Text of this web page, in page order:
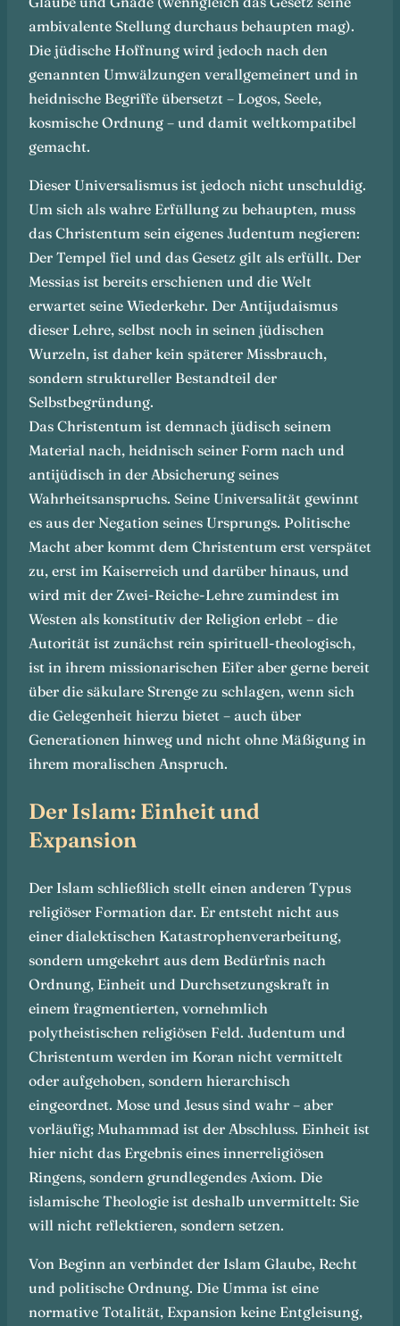
ambivalente Stellung durchaus behaupten mag).
Die jüdische Hoffnung wird jedoch nach den
genannten Umwälzungen verallgemeinert und in
heidnische Begriffe übersetzt – Logos, Seele,
kosmische Ordnung – und damit weltkompatibel
gemacht.
Dieser Universalismus ist jedoch nicht unschuldig.
Um sich als wahre Erfüllung zu behaupten, muss
das Christentum sein eigenes Judentum negieren:
Der Tempel fiel und das Gesetz gilt als erfüllt. Der
Messias ist bereits erschienen und die Welt
erwartet seine Wiederkehr. Der Antijudaismus
dieser Lehre, selbst noch in seinen jüdischen
Wurzeln, ist daher kein späterer Missbrauch,
sondern struktureller Bestandteil der
Selbstbegründung.
Das Christentum ist demnach jüdisch seinem
Material nach, heidnisch seiner Form nach und
antijüdisch in der Absicherung seines
Wahrheitsanspruchs. Seine Universalität gewinnt
es aus der Negation seines Ursprungs. Politische
Macht aber kommt dem Christentum erst verspätet
zu, erst im Kaiserreich und darüber hinaus, und
wird mit der Zwei-Reiche-Lehre zumindest im
Westen als konstitutiv der Religion erlebt – die
Autorität ist zunächst rein spirituell-theologisch,
ist in ihrem missionarischen Eifer aber gerne bereit
über die säkulare Strenge zu schlagen, wenn sich
die Gelegenheit hierzu bietet – auch über
Generationen hinweg und nicht ohne Mäßigung in
ihrem moralischen Anspruch.
Der Islam: Einheit und
Expansion
Der Islam schließlich stellt einen anderen Typus
religiöser Formation dar. Er entsteht nicht aus
einer dialektischen Katastrophenverarbeitung,
sondern umgekehrt aus dem Bedürfnis nach
Ordnung, Einheit und Durchsetzungskraft in
einem fragmentierten, vornehmlich
polytheistischen religiösen Feld. Judentum und
Christentum werden im Koran nicht vermittelt
oder aufgehoben, sondern hierarchisch
eingeordnet. Mose und Jesus sind wahr – aber
vorläufig; Muhammad ist der Abschluss. Einheit ist
hier nicht das Ergebnis eines innerreligiösen
Ringens, sondern grundlegendes Axiom. Die
islamische Theologie ist deshalb unvermittelt: Sie
will nicht reflektieren, sondern setzen.
Von Beginn an verbindet der Islam Glaube, Recht
und politische Ordnung. Die Umma ist eine
normative Totalität, Expansion keine Entgleisung,